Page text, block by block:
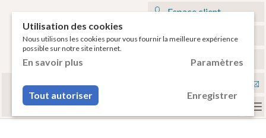
ou votre smartphone pour voir vos accessoires
compatibles.
Espace client
Mon panier
Français
Utilisation des cookies
Nous utilisons les cookies pour vous fournir la meilleure expérience
possible sur notre site internet.
En savoir plus Paramètres
Tout autoriser Enregistrer